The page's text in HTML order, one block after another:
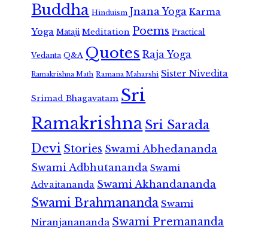
Buddha Hinduism Jnana Yoga Karma
Yoga Mataji Meditation Poems Practical
Vedanta Q&A Quotes Raja Yoga
Ramakrishna Math Ramana Maharshi Sister Nivedita
Srimad Bhagavatam Sri
RamakrishnaSri Sarada
Devi Stories Swami Abhedananda
Swami Adbhutananda Swami
Advaitananda Swami Akhandananda
Swami Brahmananda Swami
Niranjanananda Swami Premananda